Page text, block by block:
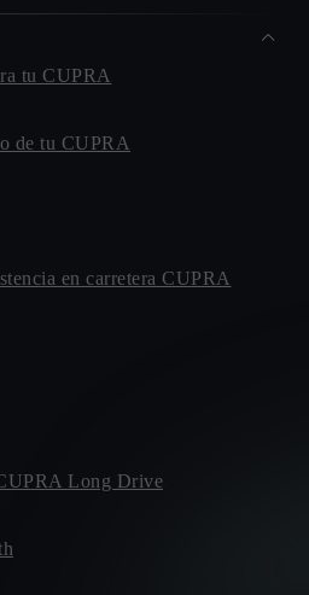
tu CUPRA
de tu CUPRA
en carretera CUPRA
Long Drive